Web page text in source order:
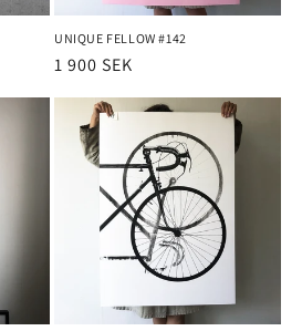
UNIQUE FELLOW #142
Normaler
1 900 SEK